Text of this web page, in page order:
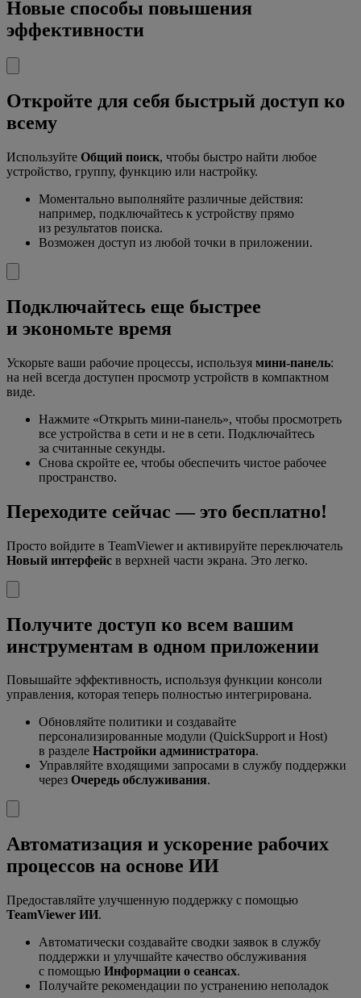
Новые способы повышения
эффективности
Откройте для себя быстрый доступ ко
всему
Используйте Общий поиск, чтобы быстро найти любое
устройство, группу, функцию или настройку.
Моментально выполняйте различные действия:
например, подключайтесь к устройству прямо
из результатов поиска.
Возможен доступ из любой точки в приложении.
Подключайтесь еще быстрее
и экономьте время
Ускорьте ваши рабочие процессы, используя мини-панель:
на ней всегда доступен просмотр устройств в компактном
виде.
Нажмите «Открыть мини-панель», чтобы просмотреть
все устройства в сети и не в сети. Подключайтесь
за считанные секунды.
Снова скройте ее, чтобы обеспечить чистое рабочее
пространство.
Переходите сейчас — это бесплатно!
Просто войдите в TeamViewer и активируйте переключатель
Новый интерфейс в верхней части экрана. Это легко.
Получите доступ ко всем вашим
инструментам в одном приложении
Повышайте эффективность, используя функции консоли
управления, которая теперь полностью интегрирована.
Обновляйте политики и создавайте
персонализированные модули (QuickSupport и Host)
в разделе Настройки администратора.
Управляйте входящими запросами в службу поддержки
через Очередь обслуживания.
Автоматизация и ускорение рабочих
процессов на основе ИИ
Предоставляйте улучшенную поддержку с помощью
TeamViewer ИИ.
Автоматически создавайте сводки заявок в службу
поддержки и улучшайте качество обслуживания
с помощью Информации о сеансах.
Получайте рекомендации по устранению неполадок